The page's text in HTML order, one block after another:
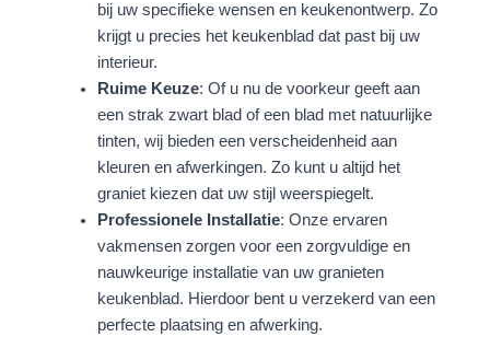
bij uw specifieke wensen en keukenontwerp. Zo
krijgt u precies het keukenblad dat past bij uw
interieur.
Ruime Keuze: Of u nu de voorkeur geeft aan
een strak zwart blad of een blad met natuurlijke
tinten, wij bieden een verscheidenheid aan
kleuren en afwerkingen. Zo kunt u altijd het
graniet kiezen dat uw stijl weerspiegelt.
Professionele Installatie: Onze ervaren
vakmensen zorgen voor een zorgvuldige en
nauwkeurige installatie van uw granieten
keukenblad. Hierdoor bent u verzekerd van een
perfecte plaatsing en afwerking.